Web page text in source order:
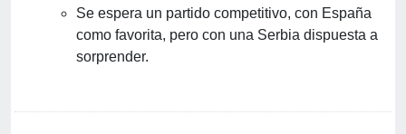
Se espera un partido competitivo, con España
como favorita, pero con una Serbia dispuesta a
sorprender.